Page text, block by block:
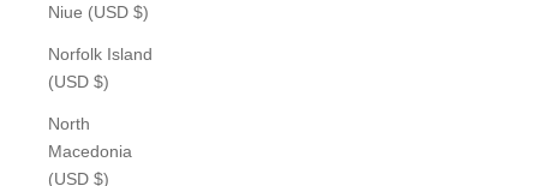
Niue (USD $)
Norfolk Island
(USD $)
North
Macedonia
(USD $)